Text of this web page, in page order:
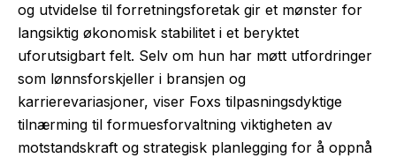
og utvidelse til forretningsforetak gir et mønster for
langsiktig økonomisk stabilitet i et beryktet
uforutsigbart felt. Selv om hun har møtt utfordringer
som lønnsforskjeller i bransjen og
karrierevariasjoner, viser Foxs tilpasningsdyktige
tilnærming til formuesforvaltning viktigheten av
motstandskraft og strategisk planlegging for å oppnå